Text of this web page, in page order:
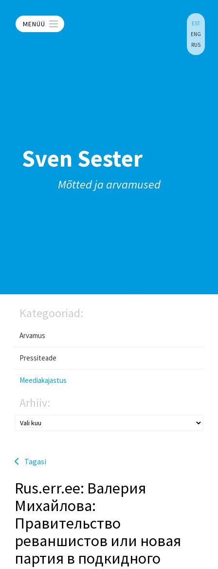
MENÜÜ
EST
ENG
RUS
Sven Sester
Mõtted ja arvamused
Kategooriad:
Arvamus
Pressiteade
Meediakajastus
Arhiiv:
Tagasi
Rus.err.ee: Валерия
Михайлова:
Правительство
реваншистов или новая
партия в подкидного